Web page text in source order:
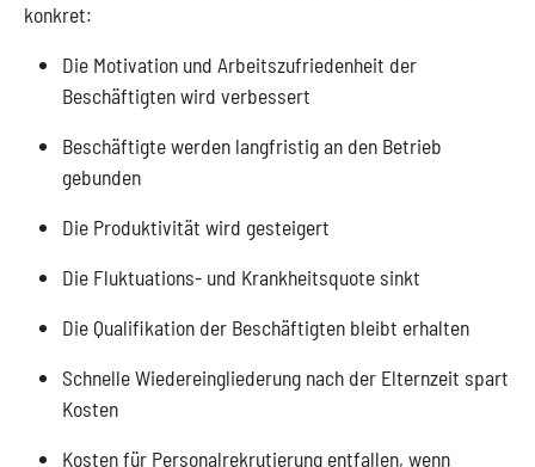
konkret:
Die Motivation und Arbeitszufriedenheit der
Beschäftigten wird verbessert
Beschäftigte werden langfristig an den Betrieb
gebunden
Die Produktivität wird gesteigert
Die Fluktuations- und Krankheitsquote sinkt
Die Qualifikation der Beschäftigten bleibt erhalten
Schnelle Wiedereingliederung nach der Elternzeit spart
Kosten
Kosten für Personalrekrutierung entfallen, wenn